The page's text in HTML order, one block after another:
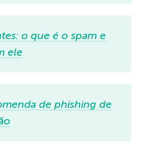
o que é o spam e
ele
de phishing de